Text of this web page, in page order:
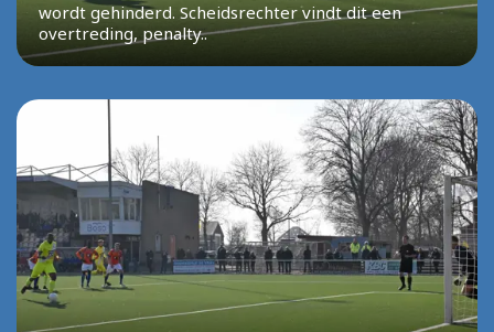
wordt gehinderd. Scheidsrechter vindt dit een
overtreding, penalty..